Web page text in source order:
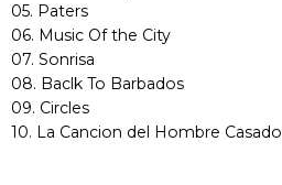
05. Paters
06. Music Of the City
07. Sonrisa
08. Baclk To Barbados
09. Circles
10. La Cancion del Hombre Casado